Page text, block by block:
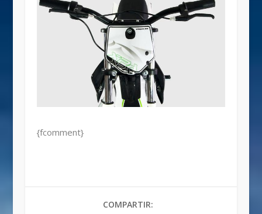
{fcomment}
COMPARTIR: